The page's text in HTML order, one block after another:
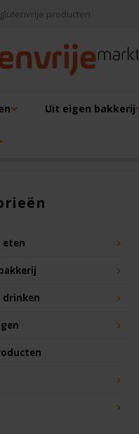
producten
Uit eigen bakkerij
eten
drinken